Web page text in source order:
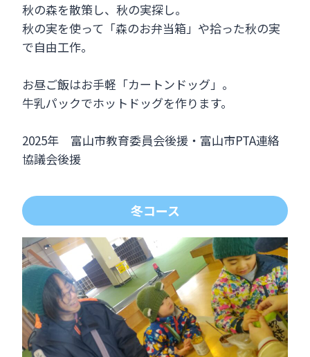
秋の森を散策し、秋の実探し。
秋の実を使って「森のお弁当箱」や拾った秋の実
で自由工作。
お昼ご飯はお手軽「カートンドッグ」。
牛乳パックでホットドッグを作ります。
2025年 富山市教育委員会後援・富山市PTA連絡
協議会後援
冬コース